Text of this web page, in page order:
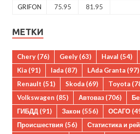
GRIFON
75.95 81.95
МЕТКИ
Chery (76) Geely (63) Haval (54)
Kia (91) lada (87) LAda Granta (97)
Renault (51) Skoda (69) Toyota
Volkswagen (85) Автоваз (706)
ГИБДД (91) Закон (556) ОСАГО
Происшествия (56) Статистика и